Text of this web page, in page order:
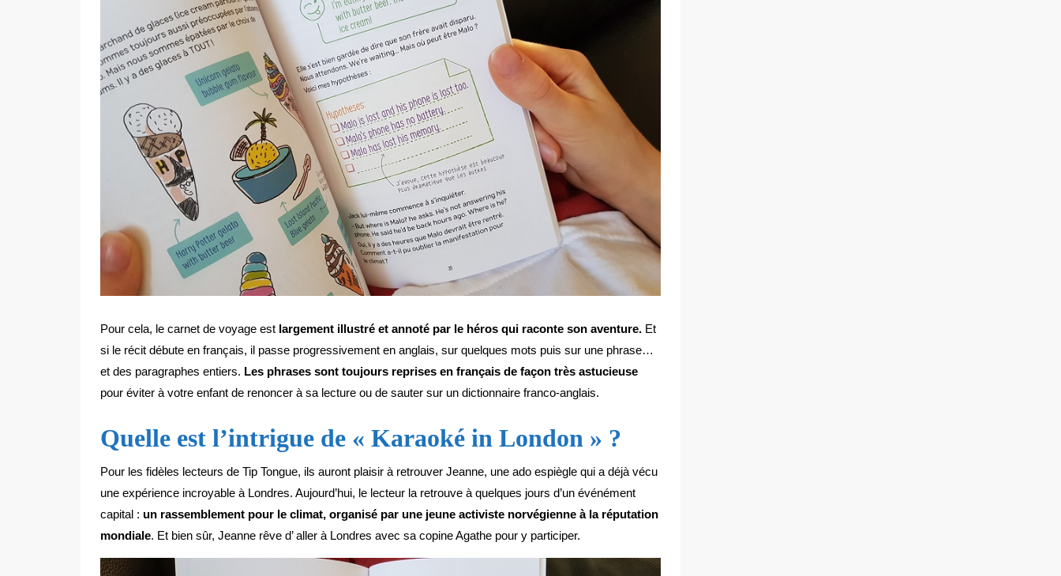
Pour cela, le carnet de voyage est largement illustré et annoté par le héros qui raconte son aventure. Et
si le récit débute en français, il passe progressivement en anglais, sur quelques mots puis sur une phrase…
et des paragraphes entiers. Les phrases sont toujours reprises en français de façon très astucieuse
pour éviter à votre enfant de renoncer à sa lecture ou de sauter sur un dictionnaire franco-anglais.
Quelle est l’intrigue de « Karaoké in London » ?
Pour les fidèles lecteurs de Tip Tongue, ils auront plaisir à retrouver Jeanne, une ado espiègle qui a déjà vécu
une expérience incroyable à Londres. Aujourd’hui, le lecteur la retrouve à quelques jours d’un événément
capital : un rassemblement pour le climat, organisé par une jeune activiste norvégienne à la réputation
mondiale. Et bien sûr, Jeanne rêve d’ aller à Londres avec sa copine Agathe pour y participer.